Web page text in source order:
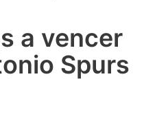
a vencer
Spurs